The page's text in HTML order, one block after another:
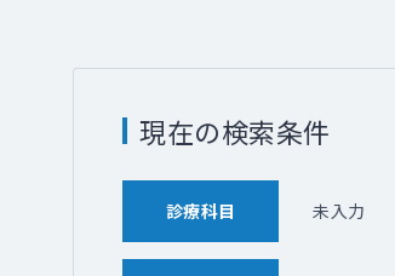
現在の検索条件
診療科目 未入力